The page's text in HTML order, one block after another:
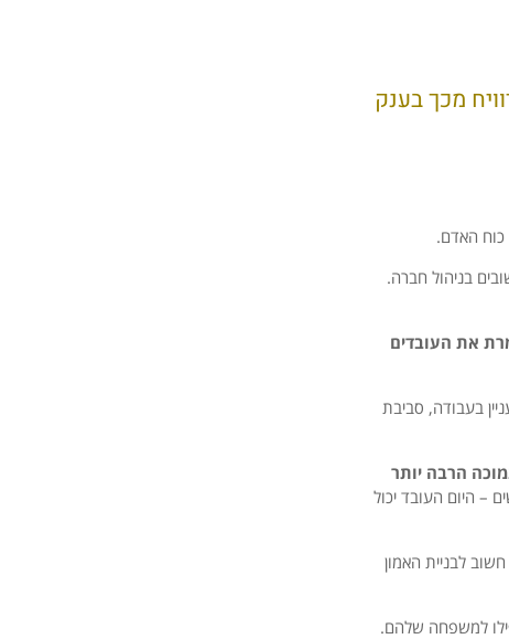
מכך בענק
כוח האדם.
בניהול חברה.
את העובדים
בעבודה, סביבת
הרבה יותר
– היום העובד יכול
לבניית האמון
למשפחה שלהם.